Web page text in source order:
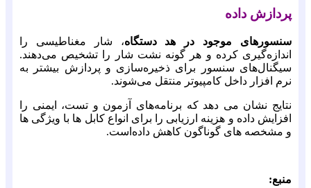
پردازش داده
سنسورهای موجود در هد دستگاه، شار مغناطیسی را
اندازه‌گیری کرده و هر گونه نشت شار را تشخیص می‌دهند.
سیگنال‌های سنسور برای ذخیره‌سازی و پردازش بیشتر به
نرم افزار داخل کامپیوتر منتقل می‌شوند.
نتایج نشان می دهد که برنامه‌های آزمون و تست، ایمنی را
افزایش داده و هزینه ارزیابی را برای انواع کابل ها با ویژگی ها
و مشخصه های گوناگون کاهش داده‌است.
منبع: